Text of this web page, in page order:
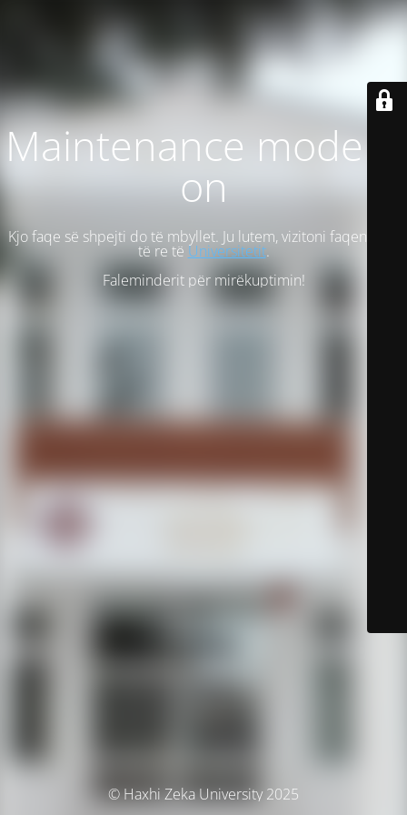
Maintenance mode is
on
Kjo faqe së shpejti do të mbyllet. Ju lutem, vizitoni faqen tonë
të re të Universitetit.
Faleminderit për mirëkuptimin!
© Haxhi Zeka University 2025